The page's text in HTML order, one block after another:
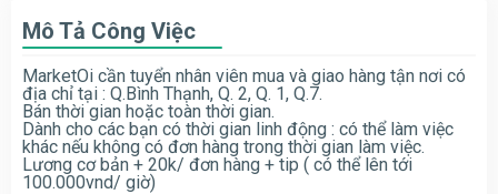
Mô Tả Công Việc
MarketOi cần tuyển nhân viên mua và giao hàng tận nơi có
địa chỉ tại : Q.Bình Thạnh, Q. 2, Q. 1, Q.7.
Bán thời gian hoặc toàn thời gian.
Dành cho các bạn có thời gian linh động : có thể làm việc
khác nếu không có đơn hàng trong thời gian làm việc.
Lương cơ bản + 20k/ đơn hàng + tip ( có thể lên tới
100.000vnd/ giờ)